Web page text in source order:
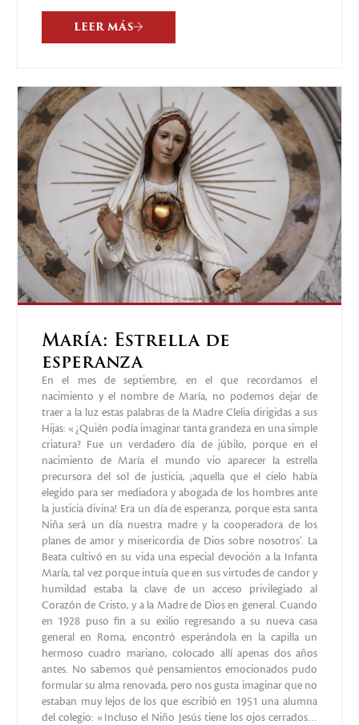
LEER MÁS
María: Estrella de
esperanza
En el mes de septiembre, en el que recordamos el
nacimiento y el nombre de María, no podemos dejar de
traer a la luz estas palabras de la Madre Clelia dirigidas a sus
Hijas: «¿Quién podía imaginar tanta grandeza en una simple
criatura? Fue un verdadero día de júbilo, porque en el
nacimiento de María el mundo vio aparecer la estrella
precursora del sol de justicia, ¡aquella que el cielo había
elegido para ser mediadora y abogada de los hombres ante
la justicia divina! Era un día de esperanza, porque esta santa
Niña será un día nuestra madre y la cooperadora de los
planes de amor y misericordia de Dios sobre nosotros’. La
Beata cultivó en su vida una especial devoción a la Infanta
María, tal vez porque intuía que en sus virtudes de candor y
humildad estaba la clave de un acceso privilegiado al
Corazón de Cristo, y a la Madre de Dios en general. Cuando
en 1928 puso fin a su exilio regresando a su nueva casa
general en Roma, encontró esperándola en la capilla un
hermoso cuadro mariano, colocado allí apenas dos años
antes. No sabemos qué pensamientos emocionados pudo
formular su alma renovada, pero nos gusta imaginar que no
estaban muy lejos de los que escribió en 1951 una alumna
del colegio: «Incluso el Niño Jesús tiene los ojos cerrados…